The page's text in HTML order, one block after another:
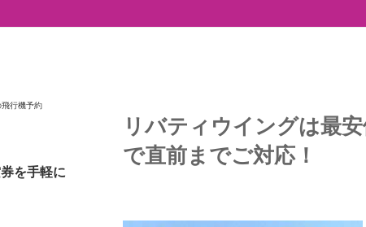
行機予約
を手軽に
リバティウイングは最
で直前までご対応！